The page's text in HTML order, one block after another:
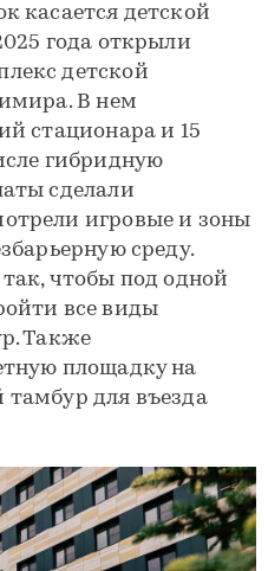
касается детской
года открыли
детской
В нем
стационара и 15
гибридную
сделали
игровые и зоны
среду.
чтобы под одной
все виды
Также
площадку на
для въезда